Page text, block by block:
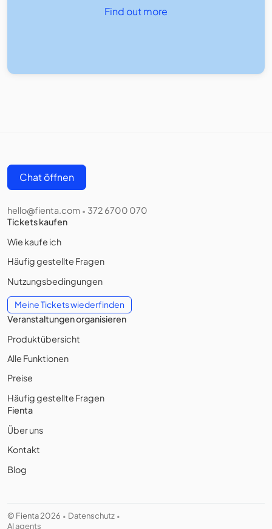
Find out more
Chat öffnen
hello@fienta.com • 372 6700 070
Tickets kaufen
Wie kaufe ich
Häufig gestellte Fragen
Nutzungsbedingungen
Meine Tickets wiederfinden
Veranstaltungen organisieren
Produktübersicht
Alle Funktionen
Preise
Häufig gestellte Fragen
Fienta
Über uns
Kontakt
Blog
© Fienta 2026 • Datenschutz •
AI agents